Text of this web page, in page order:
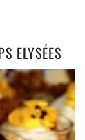
ELYSÉES